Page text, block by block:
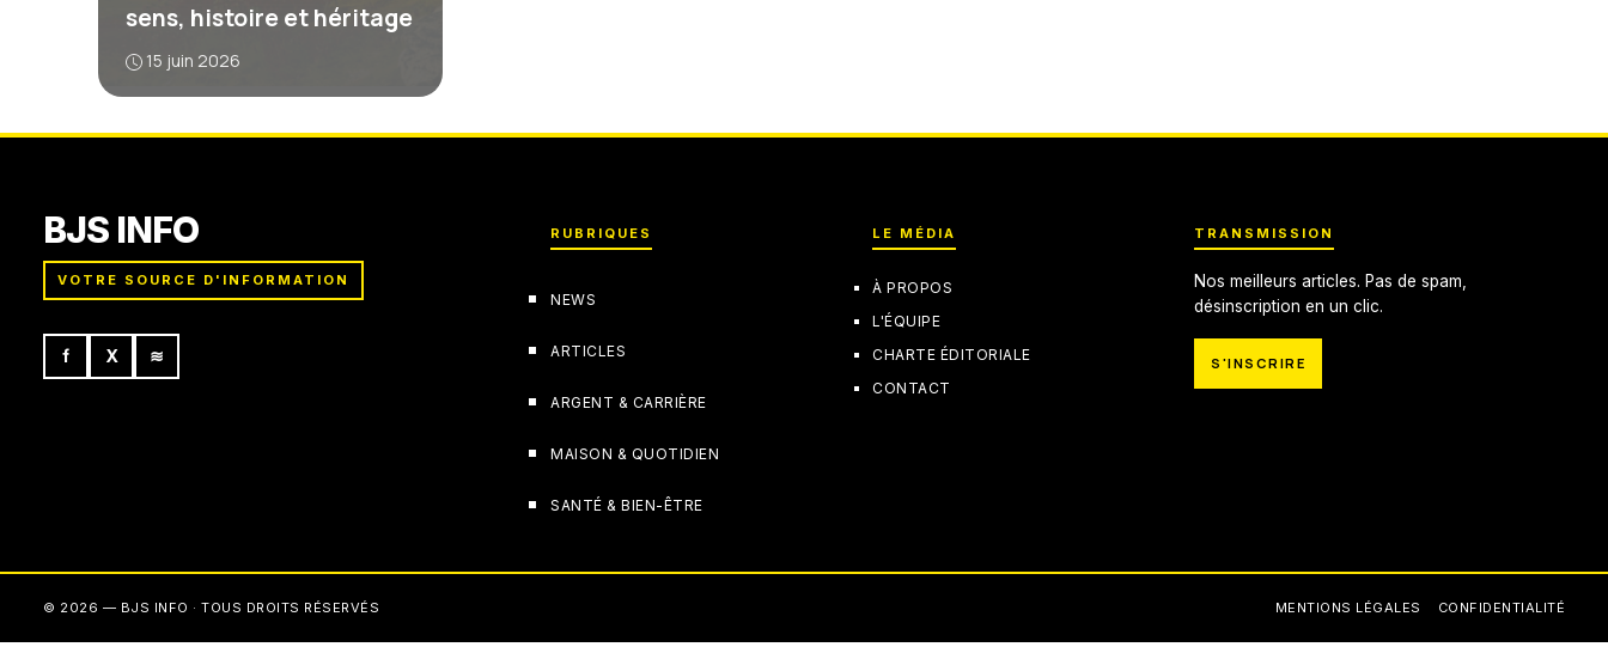
sens, histoire et héritage
15 juin 2026
BJS INFO
VOTRE SOURCE D'INFORMATION
f X ≋
RUBRIQUES
NEWS
ARTICLES
ARGENT & CARRIÈRE
MAISON & QUOTIDIEN
SANTÉ & BIEN-ÊTRE
LE MÉDIA
À PROPOS
L'ÉQUIPE
CHARTE ÉDITORIALE
CONTACT
TRANSMISSION
Nos meilleurs articles. Pas de spam,
désinscription en un clic.
S'INSCRIRE
© 2026 — BJS INFO · TOUS DROITS RÉSERVÉS MENTIONS LÉGALES CONFIDENTIALITÉ